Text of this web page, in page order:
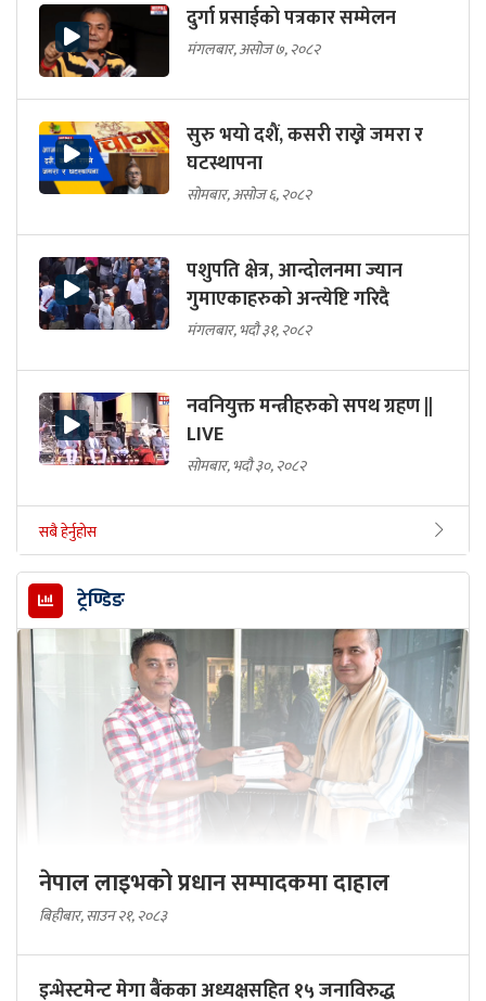
दुर्गा प्रसाईको पत्रकार सम्मेलन
मंगलबार, असोज ७, २०८२
सुरु भयो दशैं, कसरी राख्ने जमरा र
घटस्थापना
सोमबार, असोज ६, २०८२
पशुपति क्षेत्र, आन्दोलनमा ज्यान
गुमाएकाहरुको अन्त्येष्टि गरिदै
मंगलबार, भदौ ३१, २०८२
नवनियुक्त मन्त्रीहरुको सपथ ग्रहण ||
LIVE
सोमबार, भदौ ३०, २०८२
सबै हेर्नुहोस
ट्रेण्डिङ
नेपाल लाइभको प्रधान सम्पादकमा दाहाल
बिहीबार, साउन २१, २०८३
इन्भेस्टमेन्ट मेगा बैंकका अध्यक्षसहित १५ जनाविरुद्ध